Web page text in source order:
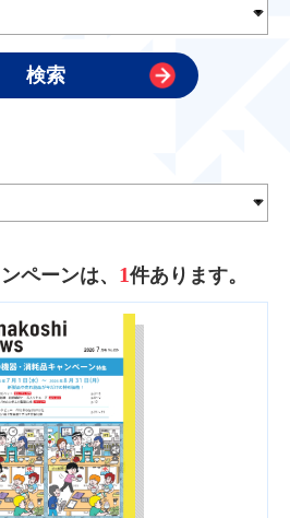
ペーンは、 1件あります。